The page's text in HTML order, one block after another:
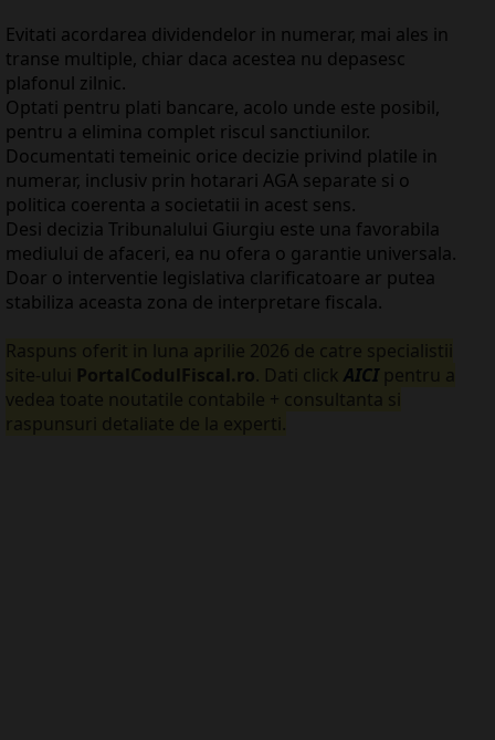
Evitati acordarea dividendelor in numerar, mai ales in
transe multiple, chiar daca acestea nu depasesc
plafonul zilnic.
Optati pentru plati bancare, acolo unde este posibil,
pentru a elimina complet riscul sanctiunilor.
Documentati temeinic orice decizie privind platile in
numerar, inclusiv prin hotarari AGA separate si o
politica coerenta a societatii in acest sens.
Desi decizia Tribunalului Giurgiu este una favorabila
mediului de afaceri, ea nu ofera o garantie universala.
Doar o interventie legislativa clarificatoare ar putea
stabiliza aceasta zona de interpretare fiscala.
Raspuns oferit in luna aprilie 2026 de catre specialistii
site-ului PortalCodulFiscal.ro. Dati click AICI pentru a
vedea toate noutatile contabile + consultanta si
raspunsuri detaliate de la experti.